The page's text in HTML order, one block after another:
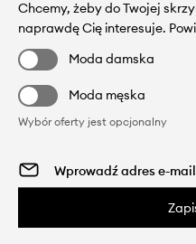
Chcemy, żeby do Twojej
naprawdę Cię interesuje.
Moda damska
Moda męska
Wybór oferty jest opcjonalny